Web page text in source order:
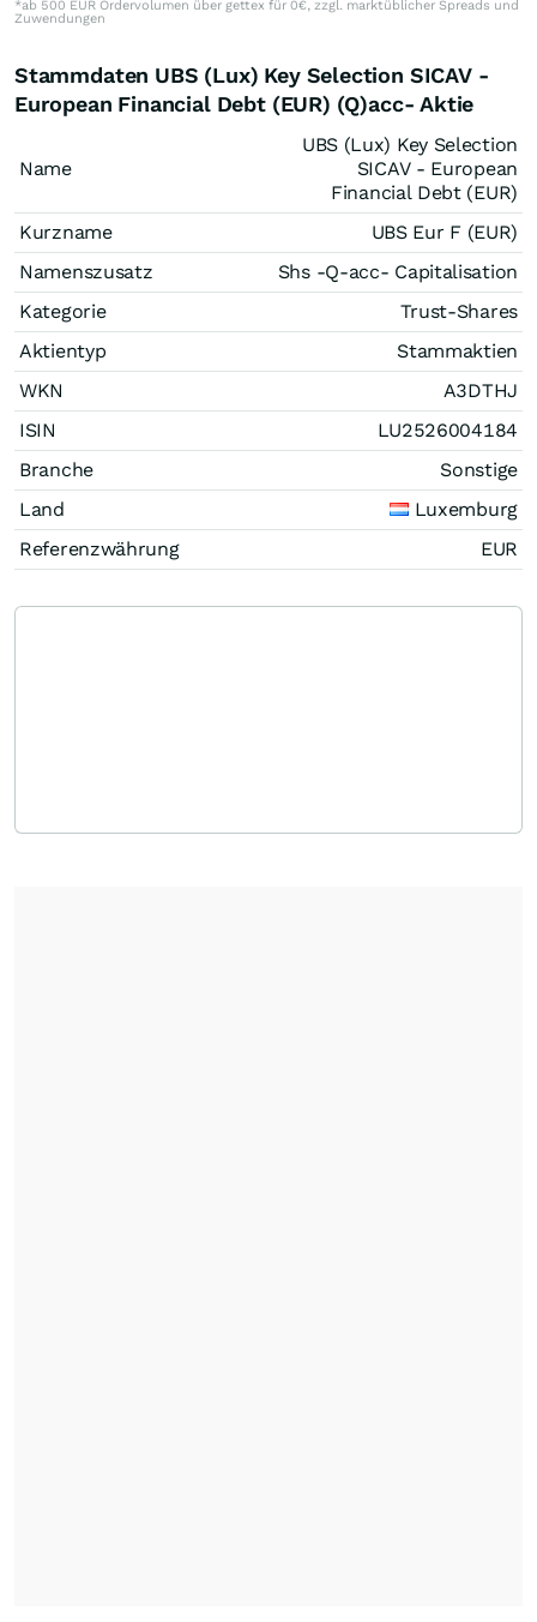
*ab 500 EUR Ordervolumen über gettex für 0€, zzgl. marktüblicher Spreads und
Zuwendungen
Stammdaten UBS (Lux) Key Selection SICAV -
European Financial Debt (EUR) (Q)acc- Aktie
Name
UBS (Lux) Key Selection
SICAV - European
Financial Debt (EUR)
Kurzname
UBS Eur F (EUR)
Namenszusatz
Shs -Q-acc- Capitalisation
Kategorie
Trust-Shares
Aktientyp
Stammaktien
WKN
A3DTHJ
ISIN
LU2526004184
Branche
Sonstige
Land
Luxemburg
Referenzwährung
EUR